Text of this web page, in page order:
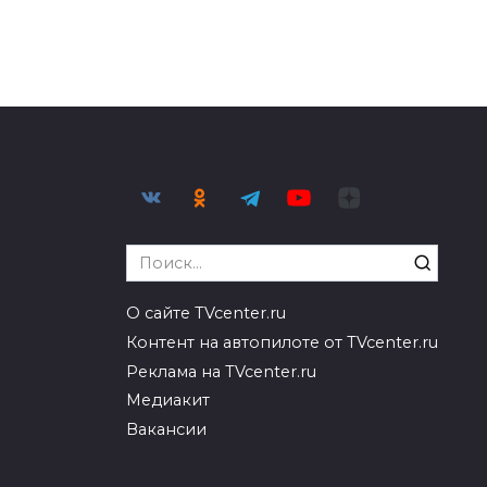
Search
for:
О сайте TVcenter.ru
Контент на автопилоте от TVcenter.ru
Реклама на TVcenter.ru
Медиакит
Вакансии